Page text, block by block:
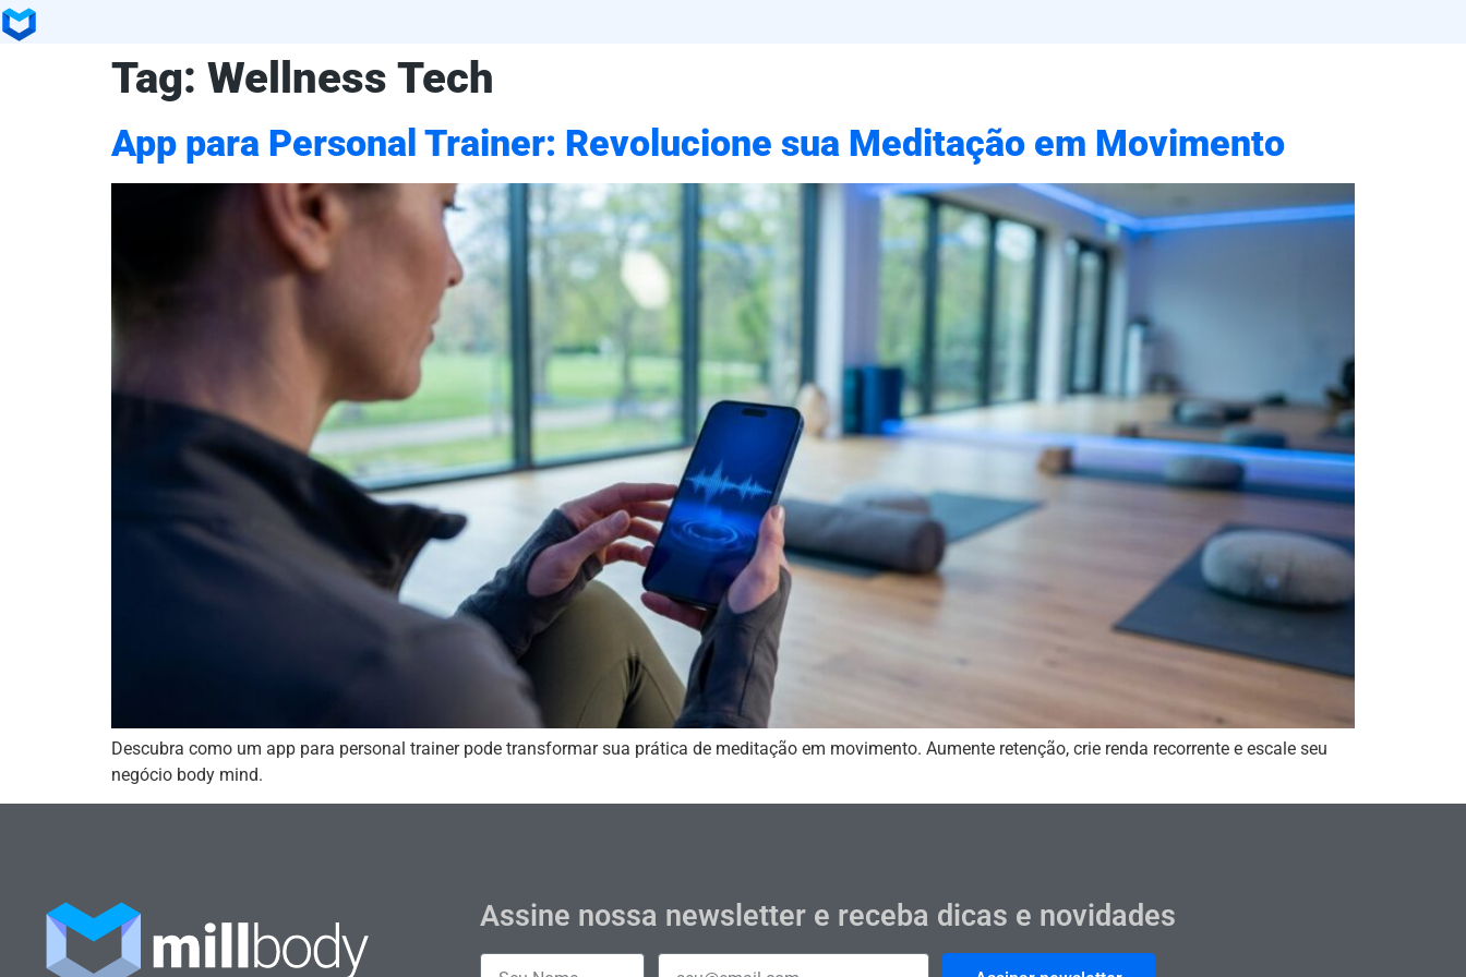
Tag: Wellness Tech
App para Personal Trainer: Revolucione sua Meditação em Movimento
Descubra como um app para personal trainer pode transformar sua prática de meditação em movimento. Aumente retenção, crie renda recorrente e escale seu
negócio body mind.
Assine nossa newsletter e receba dicas e novidades